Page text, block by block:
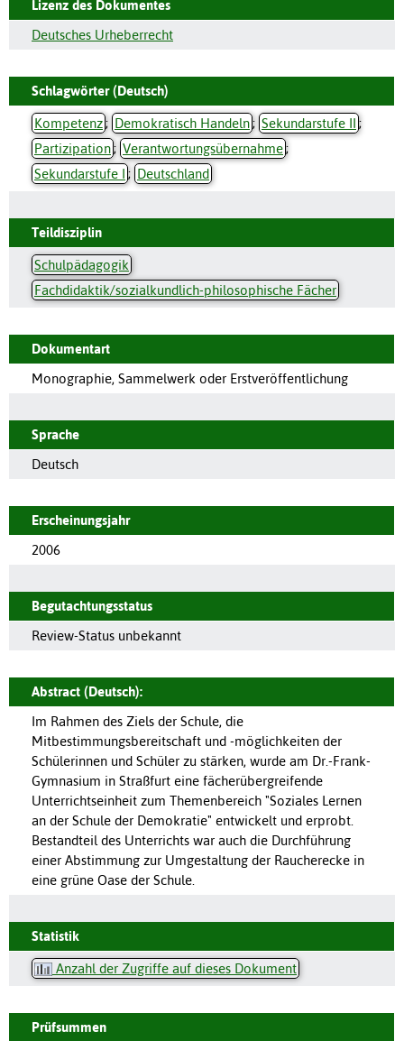
Lizenz des Dokumentes
Deutsches Urheberrecht
Schlagwörter (Deutsch)
Kompetenz; Demokratisch Handeln; Sekundarstufe II ;
Partizipation; Verantwortungsübernahme;
Sekundarstufe I ; Deutschland
Teildisziplin
Schulpädagogik
Fachdidaktik/sozialkundlich-philosophische Fächer
Dokumentart
Monographie, Sammelwerk oder Erstveröffentlichung
Sprache
Deutsch
Erscheinungsjahr
2006
Begutachtungsstatus
Review-Status unbekannt
Abstract (Deutsch):
Im Rahmen des Ziels der Schule, die
Mitbestimmungsbereitschaft und -möglichkeiten der
Schülerinnen und Schüler zu stärken, wurde am Dr.-Frank-
Gymnasium in Straßfurt eine fächerübergreifende
Unterrichtseinheit zum Themenbereich "Soziales Lernen
an der Schule der Demokratie" entwickelt und erprobt.
Bestandteil des Unterrichts war auch die Durchführung
einer Abstimmung zur Umgestaltung der Raucherecke in
eine grüne Oase der Schule.
Statistik
Anzahl der Zugriffe auf dieses Dokument
Prüfsummen